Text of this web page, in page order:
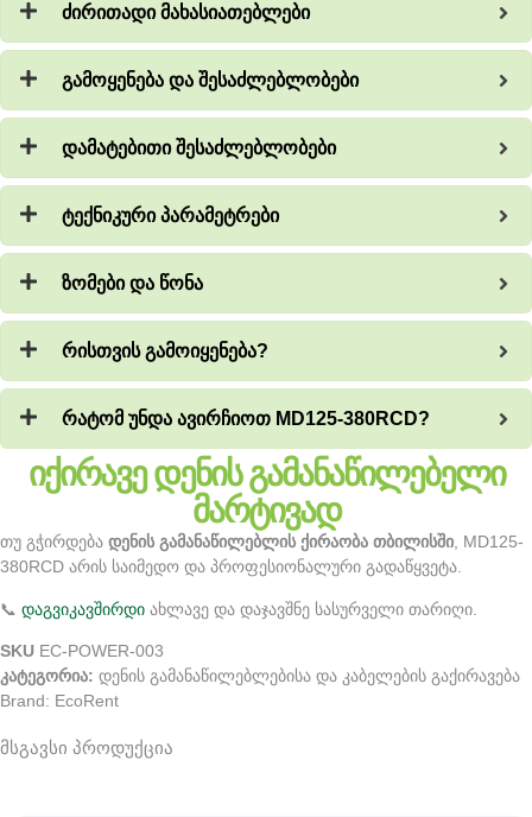
ძირითადი მახასიათებლები
გამოყენება და შესაძლებლობები
დამატებითი შესაძლებლობები
ტექნიკური პარამეტრები
ზომები და წონა
რისთვის გამოიყენება?
რატომ უნდა ავირჩიოთ MD125-380RCD?
იქირავე დენის გამანაწილებელი
მარტივად
თუ გჭირდება დენის გამანაწილებლის ქირაობა თბილისში , MD125-
380RCD არის საიმედო და პროფესიონალური გადაწყვეტა.
📞 დაგვიკავშირდი ახლავე და დაჯავშნე სასურველი თარიღი.
SKU EC-POWER-003
კატეგორია: დენის გამანაწილებლებისა და კაბელების გაქირავება
Brand: EcoRent
მსგავსი პროდუქცია